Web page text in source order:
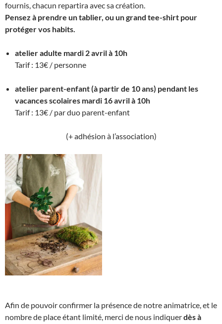
fournis, chacun repartira avec sa création.
Pensez à prendre un tablier, ou un grand tee-shirt pour
protéger vos habits.
atelier adulte mardi 2 avril à 10h
Tarif : 13€ / personne
atelier parent-enfant (à partir de 10 ans) pendant les
vacances scolaires mardi 16 avril à 10h
Tarif : 13€ / par duo parent-enfant
(+ adhésion à l’association)
Afin de pouvoir confirmer la présence de notre animatrice, et le
nombre de place étant limité, merci de nous indiquerdès à